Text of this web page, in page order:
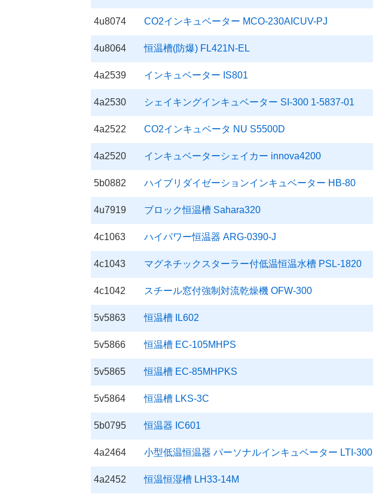
4u8074 CO2インキュベーター MCO-230AICUV-PJ
4u8064 恒温槽(防爆) FL421N-EL
4a2539 インキュベーター IS801
4a2530 シェイキングインキュベーター SI-300 1-5837-01
4a2522 CO2インキュベータ NU S5500D
4a2520 インキュベーターシェイカー innova4200
5b0882 ハイブリダイゼーションインキュベーター HB-80
4u7919 ブロック恒温槽 Sahara320
4c1063 ハイパワー恒温器 ARG-0390-J
4c1043 マグネチックスターラー付低温恒温水槽 PSL-1820
4c1042 スチール窓付強制対流乾燥機 OFW-300
5v5863 恒温槽 IL602
5v5866 恒温槽 EC-105MHPS
5v5865 恒温槽 EC-85MHPKS
5v5864 恒温槽 LKS-3C
5b0795 恒温器 IC601
4a2464 小型低温恒温器 パーソナルインキュベーター LTI-300
4a2452 恒温恒湿槽 LH33-14M